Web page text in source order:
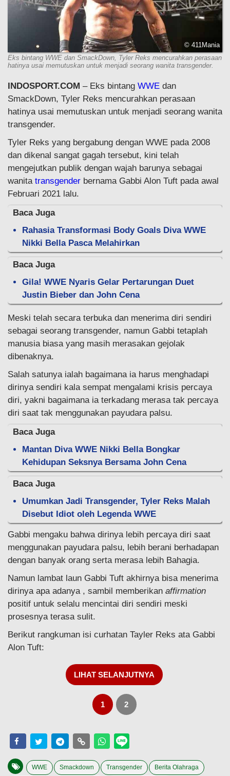
© 411Mania
Eks bintang WWE dan SmackDown, Tyler Reks mencurahkan perasaan
hatinya usai memutuskan untuk menjadi seorang wanita transgender.
INDOSPORT.COM – Eks bintang WWE dan
SmackDown, Tyler Reks mencurahkan perasaan
hatinya usai memutuskan untuk menjadi seorang wanita
transgender.
Tyler Reks yang bergabung dengan WWE pada 2008
dan dikenal sangat gagah tersebut, kini telah
mengejutkan publik dengan wajah barunya sebagai
wanita transgender bernama Gabbi Alon Tuft pada awal
Februari 2021 lalu.
Baca Juga
Rahasia Transformasi Body Goals Diva WWE
Nikki Bella Pasca Melahirkan
Baca Juga
Gila! WWE Nyaris Gelar Pertarungan Duet
Justin Bieber dan John Cena
Meski telah secara terbuka dan menerima diri sendiri
sebagai seorang transgender, namun Gabbi tetaplah
manusia biasa yang masih merasakan gejolak
dibenaknya.
Salah satunya ialah bagaimana ia harus menghadapi
dirinya sendiri kala sempat mengalami krisis percaya
diri, yakni bagaimana ia terkadang merasa tak percaya
diri saat tak menggunakan payudara palsu.
Baca Juga
Mantan Diva WWE Nikki Bella Bongkar
Kehidupan Seksnya Bersama John Cena
Baca Juga
Umumkan Jadi Transgender, Tyler Reks Malah
Disebut Idiot oleh Legenda WWE
Gabbi mengaku bahwa dirinya lebih percaya diri saat
menggunakan payudara palsu, lebih berani berhadapan
dengan banyak orang serta merasa lebih Bahagia.
Namun lambat laun Gabbi Tuft akhirnya bisa menerima
dirinya apa adanya , sambil memberikan affirmation
positif untuk selalu mencintai diri sendiri meski
prosesnya terasa sulit.
Berikut rangkuman isi curhatan Tayler Reks ata Gabbi
Alon Tuft:
LIHAT SELANJUTNYA
1 2
WWE Smackdown Transgender Berita Olahraga